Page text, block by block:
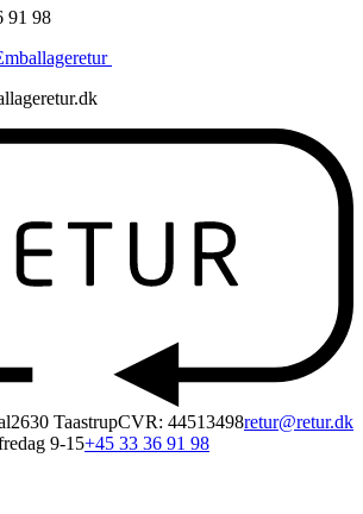
91 98
2630 TaastrupCVR: 44513498retur@retur.dk
9-15+45 33 36 91 98